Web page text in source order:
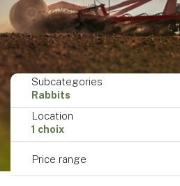
Subcategories
Rabbits
Location
1 choix
Price range